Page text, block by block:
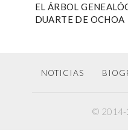
EL ÁRBOL
DUARTE DE OCHOA
NOTICIAS
© 2014-